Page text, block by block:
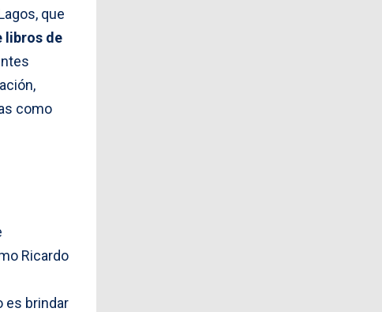
que
libros de
como
Ricardo
es brindar